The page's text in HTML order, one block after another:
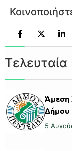
Άμεση
Δήμου
5